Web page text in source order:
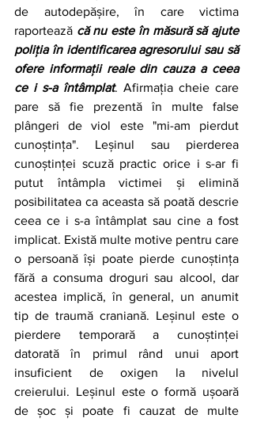
de autodepășire, în care victima
raportează că nu este în măsură să ajute
poliția în identificarea agresorului sau să
ofere informații reale din cauza a ceea
ce i s-a întâmplat. Afirmația cheie care
pare să fie prezentă în multe false
plângeri de viol este "mi-am pierdut
cunoștința". Leșinul sau pierderea
cunoștinței scuză practic orice i s-ar fi
putut întâmpla victimei și elimină
posibilitatea ca aceasta să poată descrie
ceea ce i s-a întâmplat sau cine a fost
implicat. Există multe motive pentru care
o persoană își poate pierde cunoștința
fără a consuma droguri sau alcool, dar
acestea implică, în general, un anumit
tip de traumă craniană. Leșinul este o
pierdere temporară a cunoștinței
datorată în primul rând unui aport
insuficient de oxigen la nivelul
creierului. Leșinul este o formă ușoară
de șoc și poate fi cauzat de multe